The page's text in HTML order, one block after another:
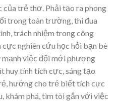
trẻ thơ. Phải tạo ra phong
trong toàn trường, thi đua
trách nhiệm trong công
nghiên cứu học hỏi bạn bè
mạnh việc đổi mới phương
huy tính tích cực, sáng tạo
hướng cho trẻ biết tích cực
khám phá, tìm tòi gắn với việc